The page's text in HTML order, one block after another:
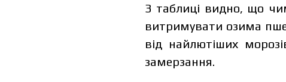
З таблиці видно, що
витримувати озима
від найлютіших
замерзання.